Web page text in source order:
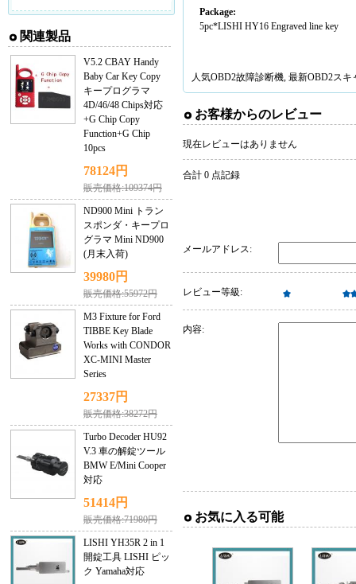
関連製品
V5.2 CBAY Handy
Baby Car Key Copy
キープログラマ
4D/46/48 Chips対応
+G Chip Copy
Function+G Chip
10pcs
78124円
販売価格:109374円
ND900 Mini トラン
スポンダ・キープロ
グラマ Mini ND900
(月末入荷)
39980円
販売価格:55972円
M3 Fixture for Ford
TIBBE Key Blade
Works with CONDOR
XC-MINI Master
Series
27337円
販売価格:38272円
Turbo Decoder HU92
V.3 車の解錠ツール
BMW E/Mini Cooper
対応
51414円
販売価格:71980円
LISHI YH35R 2 in 1
開錠工具 LISHI ピッ
ク Yamaha対応
Package:
5pc*LISHI HY16 Engraved line key
人気OBD2故障診断機, 最新OBD2スキ
お客様からのレビュー
現在レビューはありません
合計 0 点記録
メールアドレス:
レビュー等級:
内容:
お気に入る可能